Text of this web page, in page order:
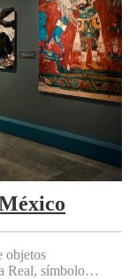
objetos
Real, símbolo…